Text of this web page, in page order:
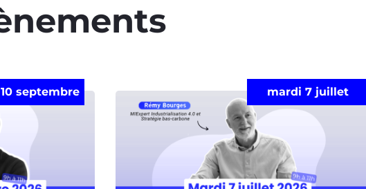
septembre mardi 7 juillet